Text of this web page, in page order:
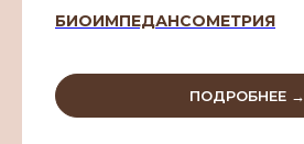
БИОИМПЕДАНСОМЕТРИЯ
ПОДРОБНЕЕ →